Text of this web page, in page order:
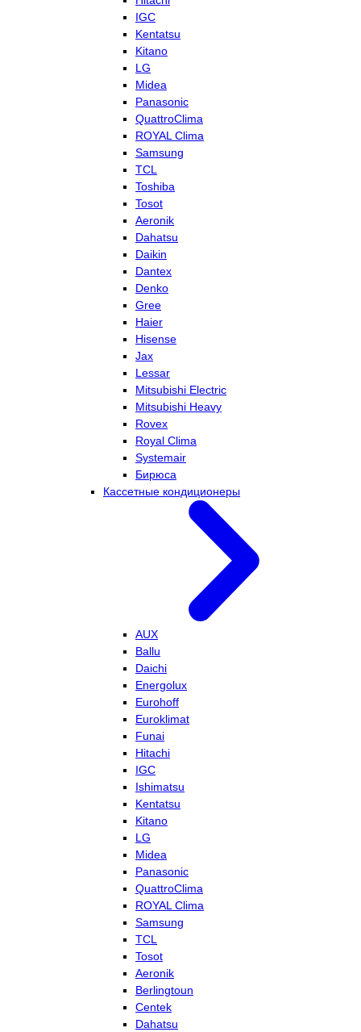
IGC
Kentatsu
Kitano
LG
Midea
Panasonic
QuattroClima
ROYAL Clima
Samsung
TCL
Toshiba
Tosot
Aeronik
Dahatsu
Daikin
Dantex
Denko
Gree
Haier
Hisense
Jax
Lessar
Mitsubishi Electric
Mitsubishi Heavy
Rovex
Royal Clima
Systemair
Бирюса
Кассетные кондиционеры
AUX
Ballu
Daichi
Energolux
Eurohoff
Euroklimat
Funai
Hitachi
IGC
Ishimatsu
Kentatsu
Kitano
LG
Midea
Panasonic
QuattroClima
ROYAL Clima
Samsung
TCL
Tosot
Aeronik
Berlingtoun
Centek
Dahatsu